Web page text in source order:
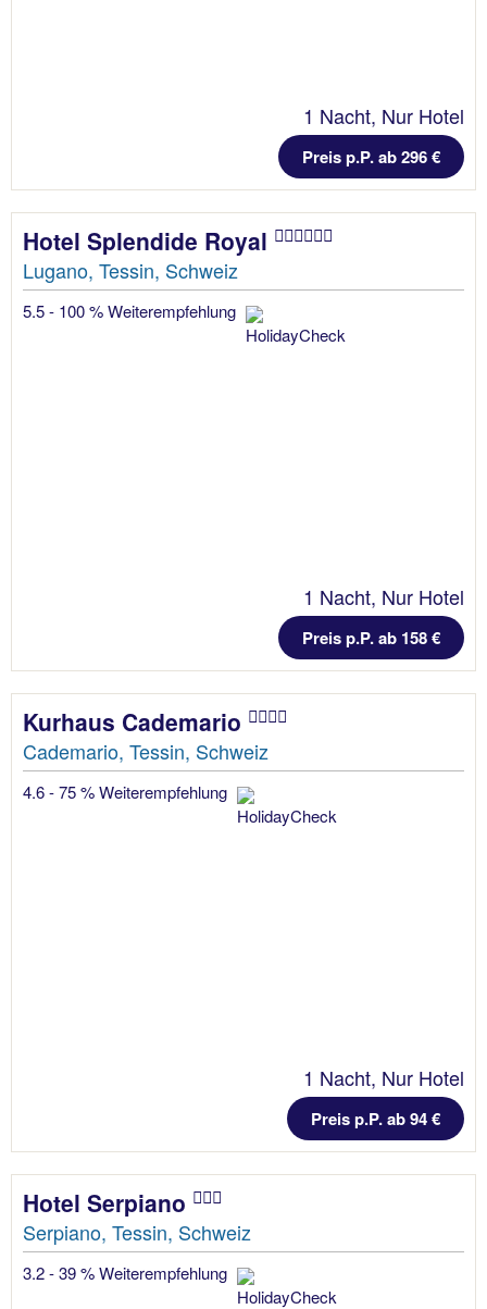
1 Nacht, Nur Hotel
Preis p.P. ab 296 €
Hotel Splendide Royal
Lugano, Tessin, Schweiz
5.5 - 100 % Weiterempfehlung
1 Nacht, Nur Hotel
Preis p.P. ab 158 €
Kurhaus Cademario
Cademario, Tessin, Schweiz
4.6 - 75 % Weiterempfehlung
1 Nacht, Nur Hotel
Preis p.P. ab 94 €
Hotel Serpiano
Serpiano, Tessin, Schweiz
3.2 - 39 % Weiterempfehlung